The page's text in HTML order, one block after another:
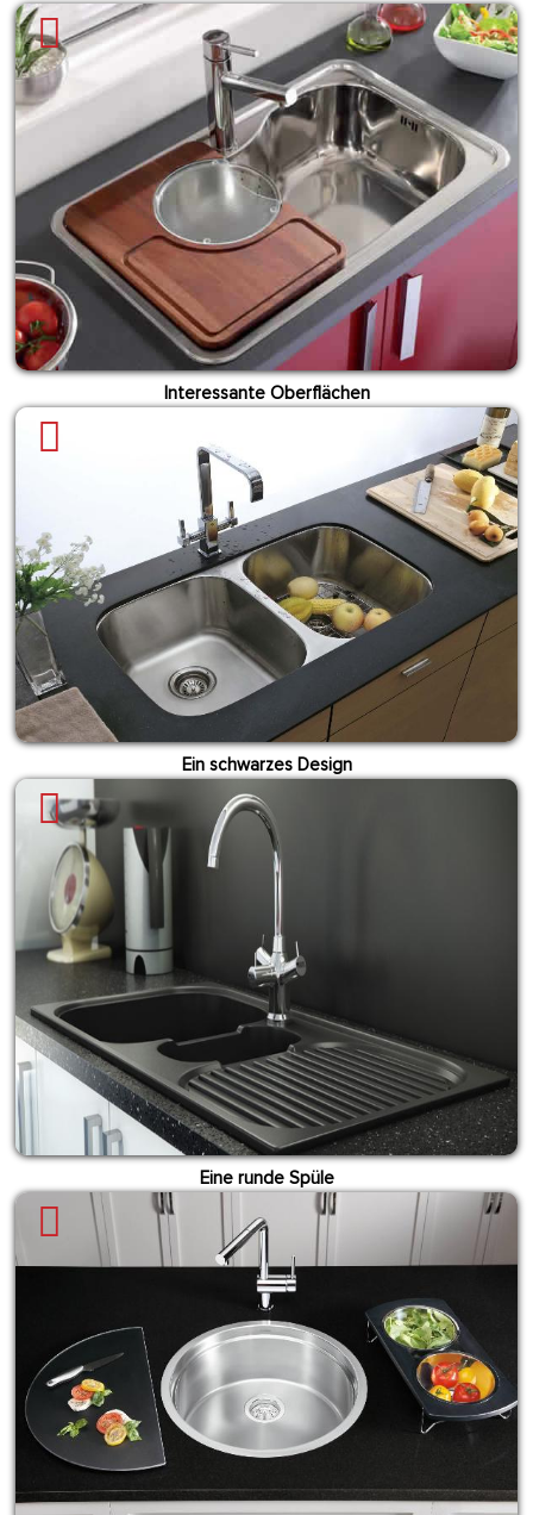
Interessante Oberflächen
Ein schwarzes Design
Eine runde Spüle